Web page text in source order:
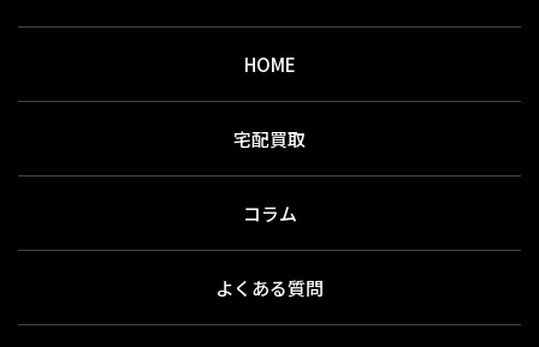
HOME
宅配買取
コラム
よくある質問